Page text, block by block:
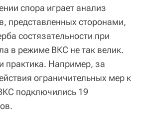
спора играет анализ
представленных сторонами,
состязательности при
в режиме ВКС не так велик.
практика. Например, за
ограничительных мер к
подключились 19